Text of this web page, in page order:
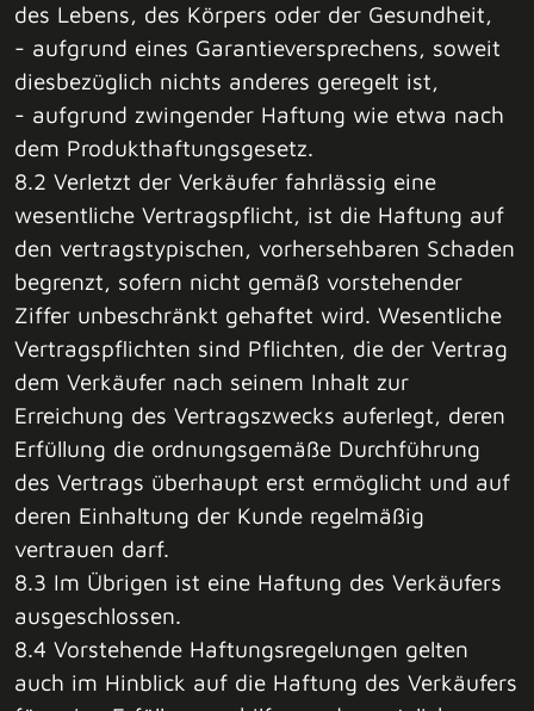
des Lebens, des Körpers oder der Gesundheit,
- aufgrund eines Garantieversprechens, soweit
diesbezüglich nichts anderes geregelt ist,
- aufgrund zwingender Haftung wie etwa nach
dem Produkthaftungsgesetz.
8.2 Verletzt der Verkäufer fahrlässig eine
wesentliche Vertragspflicht, ist die Haftung auf
den vertragstypischen, vorhersehbaren Schaden
begrenzt, sofern nicht gemäß vorstehender
Ziffer unbeschränkt gehaftet wird. Wesentliche
Vertragspflichten sind Pflichten, die der Vertrag
dem Verkäufer nach seinem Inhalt zur
Erreichung des Vertragszwecks auferlegt, deren
Erfüllung die ordnungsgemäße Durchführung
des Vertrags überhaupt erst ermöglicht und auf
deren Einhaltung der Kunde regelmäßig
vertrauen darf.
8.3 Im Übrigen ist eine Haftung des Verkäufers
ausgeschlossen.
8.4 Vorstehende Haftungsregelungen gelten
auch im Hinblick auf die Haftung des Verkäufers